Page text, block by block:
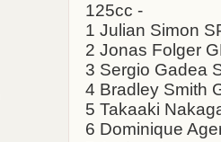
125cc -
1 Julian Simon
2 Jonas Folger
3 Sergio Gadea
4 Bradley Smith
5 Takaaki
6 Dominique